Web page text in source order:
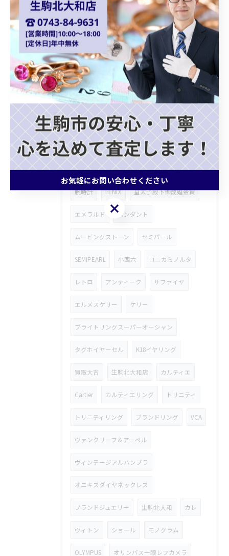
ダイアナモデル ブランドバッグ
貴金属買取 ショパール Chopard
クォーツ カプシーヌ プラダバッグ
グッチショルダーバッグ
ホワイトゴールドアクセサリー
ゴールドジュエリー ブランドバッグ買取
モノグラムトリヨン 記念メダル
ブランド財布 ROLEX ロンジン
腕時計 FENDI 皇太子殿下御成婚金貨
エメラルド ペンダント
ムービングストーン セミパール
SEMIPEARL 小西六 コニカミノルタ
レトロ アンティーク サファイヤ
エルメスケリー ケリー
ブライトリングスーパーオーシャン
タグホイヤーセル K18イヤリング
買取大吉 生駒北大和店 カルティエ
Cartier カルティエリング トリニティ
トリニティリング ブランドリング VCA
ヴァンクリーフ＆アーペル
ヴィンテージアルハンブラ
オニキスダイヤネックレス
ブランドジュエリー 生駒北大和 カレ
ヴィトン ショール モノグラム
OLYMPUS オリンパス一眼レフカメラ
お気軽にお問い合わせください
お気軽にお問い合わせください